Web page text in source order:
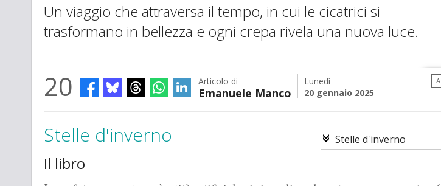
Un viaggio che attraversa il tempo, in cui le cicatrici si
trasformano in bellezza e ogni crepa rivela una nuova luce.
20 Articolo di
Emanuele Manco
Lunedì
20 gennaio 2025
A
Stelle d'inverno
Stelle d'inverno
Il libro